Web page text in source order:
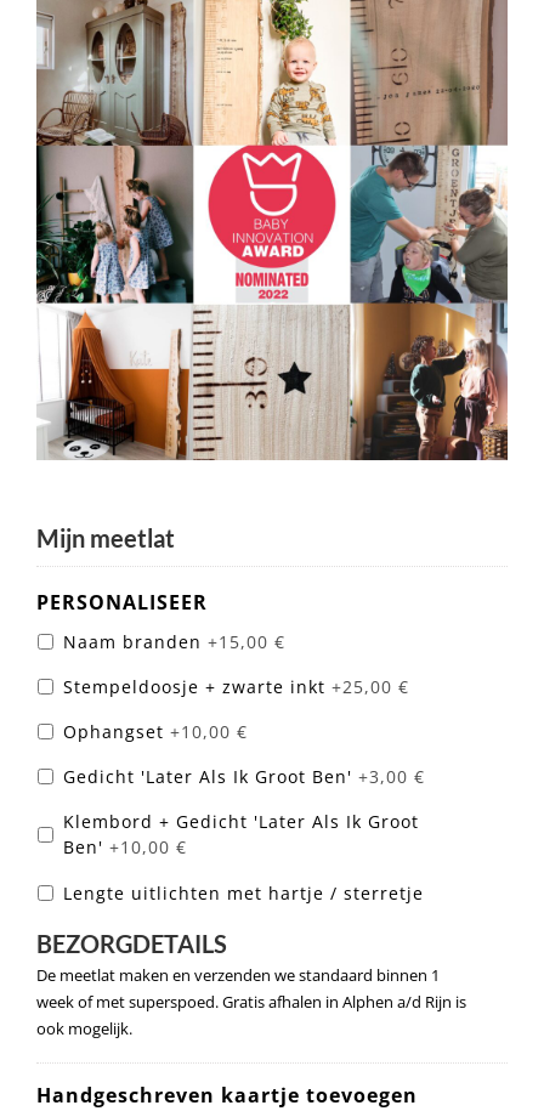
Mijn meetlat
PERSONALISEER
Naam branden +15,00 €
Stempeldoosje + zwarte inkt +25,00 €
Ophangset +10,00 €
Gedicht 'Later Als Ik Groot Ben' +3,00 €
Klembord + Gedicht 'Later Als Ik Groot
Ben' +10,00 €
Lengte uitlichten met hartje / sterretje
BEZORGDETAILS
De meetlat maken en verzenden we standaard binnen 1
week of met superspoed. Gratis afhalen in Alphen a/d Rijn is
ook mogelijk.
Handgeschreven kaartje toevoegen